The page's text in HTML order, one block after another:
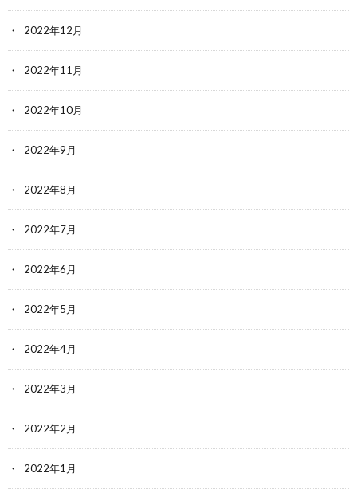
2022年12月
2022年11月
2022年10月
2022年9月
2022年8月
2022年7月
2022年6月
2022年5月
2022年4月
2022年3月
2022年2月
2022年1月